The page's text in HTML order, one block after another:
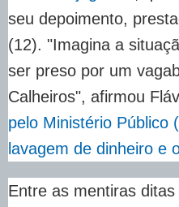
seu depoimento,
(12). "Imagina a
ser preso por um
Calheiros", afirmou
pelo Ministério Público
lavagem de dinheiro e
Entre as mentiras